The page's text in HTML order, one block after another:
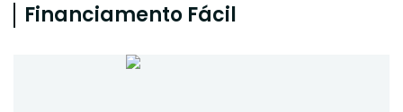
Financiamento Fácil